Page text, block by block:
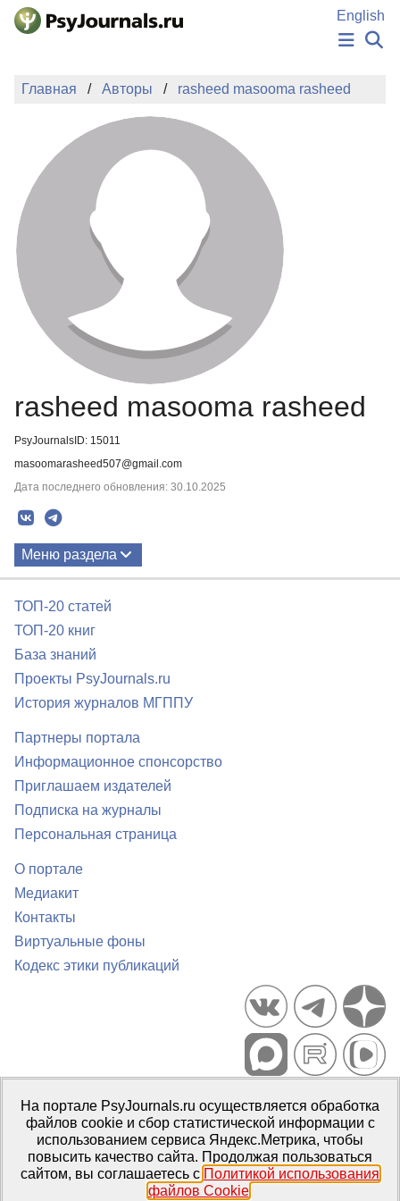
Перейти к основному содержанию
English
НОВОСТИ
АВТОРЫ
ПОДАТЬ РУКОПИСЬ
БАЗА ЗНАНИЙ
КЛЮЧЕВЫЕ СЛОВА
Регистрация
Главная Авторы rasheed masooma rasheed
rasheed masooma rasheed
PsyJournalsID: 15011
masoomarasheed507@gmail.com
Дата последнего обновления: 30.10.2025
Меню раздела
ТОП-20 статей
ТОП-20 книг
База знаний
Проекты PsyJournals.ru
История журналов МГППУ
Партнеры портала
Информационное спонсорство
Приглашаем издателей
Подписка на журналы
Персональная страница
О портале
Медиакит
Контакты
Виртуальные фоны
Кодекс этики публикаций
Портал психологических изданий PsyJournals.ru, 2007–2026
Правила использования материалов
Свидетельство регистрации СМИЭл № ФС77-66447 от 14 июля
2016 г.
Издатель: ФГБОУ ВО МГППУ
На портале PsyJournals.ru осуществляется обработка
файлов cookie и сбор статистической информации с
использованием сервиса Яндекс.Метрика, чтобы
повысить качество сайта. Продолжая пользоваться
сайтом, вы соглашаетесь с Политикой использования
файлов Cookie.